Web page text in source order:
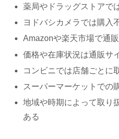
薬局やドラッグストアで
ヨドバシカメラでは購入
Amazonや楽天市場で通
価格や在庫状況は通販サ
コンビニでは店舗ごとに
スーパーマーケットでの
地域や時期によって取り
ある